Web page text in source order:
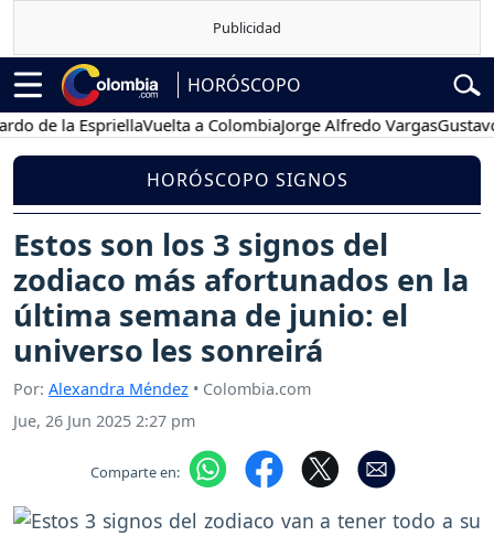
HORÓSCOPO
la EspriellaVuelta a ColombiaJorge Alfredo VargasGustavo
HORÓSCOPO SIGNOS
Estos son los 3 signos del
zodiaco más afortunados en la
última semana de junio: el
universo les sonreirá
Por: Alexandra Méndez • Colombia.com
Jue, 26 Jun 2025 2:27 pm
Comparte en: